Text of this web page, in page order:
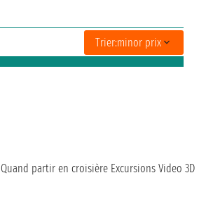
Trier:minor prix
Quand partir en croisière Excursions Video 3D